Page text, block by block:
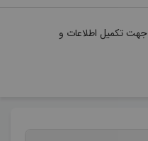
جهت تکمیل اطلاعات و